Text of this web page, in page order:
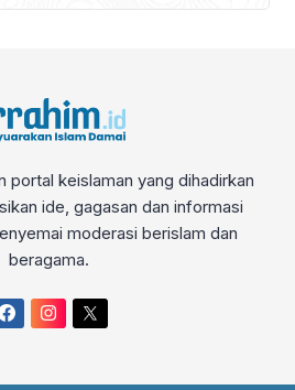
portal keislaman yang dihadirkan
ide, gagasan dan informasi
moderasi berislam dan
beragama.